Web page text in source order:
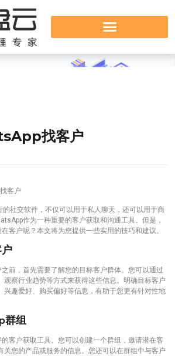
找客户
客户
的社交软件，不仅可以用于私人聊天，还可以用于商
作为一种重要的客户获取和沟通工具。但是，
客户呢？本文将为您提供一些实用的技巧和建议。
前，首先需要了解您的目标客户群体。您可以通过
观察行业趋势等方式来获得这些信息。明确目标客户
兴趣爱好、购买偏好等信息，有助于您更有针对性地
群组
客户获取工具。您可以创建一个群组，邀请潜在客
关您的产品或服务的信息。您还可以在群组中与客户